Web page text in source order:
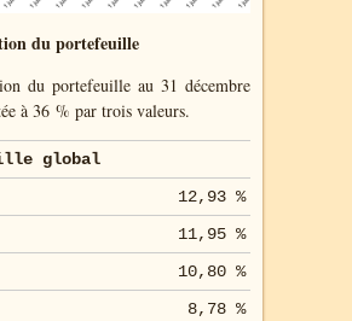
du portefeuille
du portefeuille au 31 décembre
à 36 % par trois valeurs.
global
12,93 %
11,95 %
10,80 %
8,78 %